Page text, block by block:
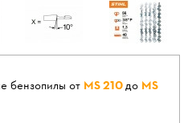
бензопилы от MS 210до MS